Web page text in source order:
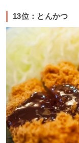
13位：とんかつ